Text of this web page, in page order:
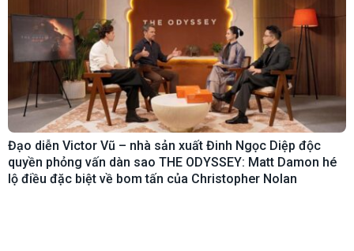
Đạo diễn Victor Vũ – nhà sản xuất Đinh Ngọc Diệp độc
quyền phỏng vấn dàn sao THE ODYSSEY: Matt Damon hé
lộ điều đặc biệt về bom tấn của Christopher Nolan